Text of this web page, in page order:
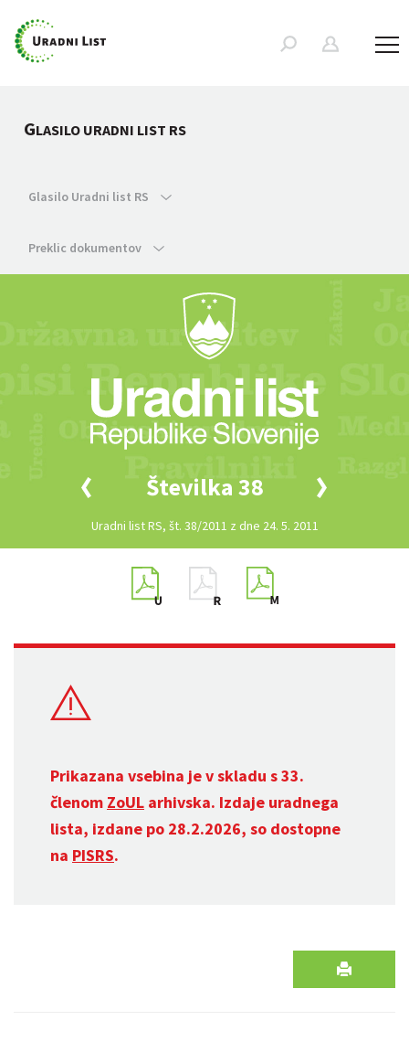
GLASILO URADNI LIST RS
Glasilo Uradni list RS
Preklic dokumentov
Številka 38
Uradni list RS, št. 38/2011 z dne 24. 5. 2011
Prikazana vsebina je v skladu s 33.
členom ZoUL arhivska. Izdaje uradnega
lista, izdane po 28.2.2026, so dostopne
na PISRS.